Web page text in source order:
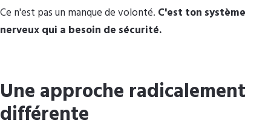
Ce n'est pas un manque de volonté. C'est ton système
nerveux qui a besoin de sécurité.
Une approche radicalement
différente